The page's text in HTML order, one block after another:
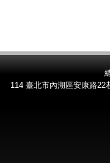
114 臺北市內湖區安康路22